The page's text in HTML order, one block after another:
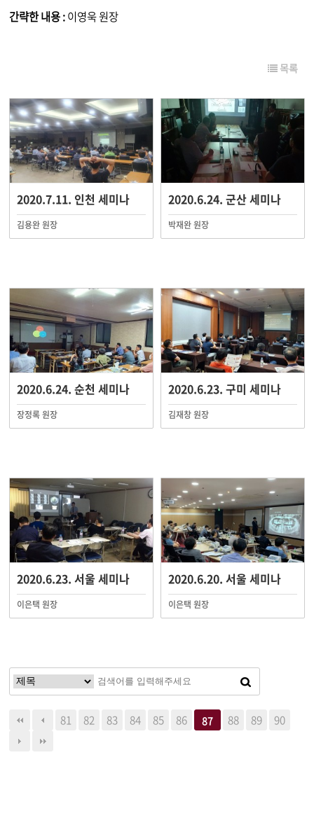
간략한 내용 :이영욱 원장
목록
2020.7.11. 인천 세미나
김용완 원장
2020.6.24. 군산 세미나
박재완 원장
2020.6.24. 순천 세미나
장정록 원장
2020.6.23. 구미 세미나
김재창 원장
2020.6.23. 서울 세미나
이은택 원장
2020.6.20. 서울 세미나
이은택 원장
81 82 83 84 85 86 87 88 89 90